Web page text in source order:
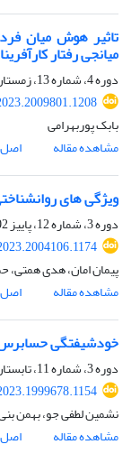
تاثیر هوش میان
میانجی رفتار
دوره 4، شماره 13، زمستان 1402، صفحه
بابک پوربهرامی
مشاهده مقاله
اصل
ویژگی های
دوره 3، شماره 12، پاییز 1402، صفحه
پیمان امان، هدی همتی،
مشاهده مقاله
اصل
خودشیفتگی حسابرس
دوره 3، شماره 11، تابستان 1402، صفحه
نشمین لطفی جو، بهمن
مشاهده مقاله
اصل